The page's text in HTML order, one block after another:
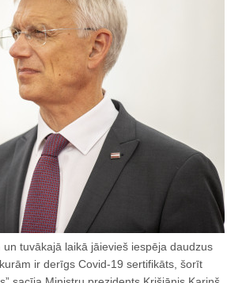
tuvākajā laikā jāievieš iespēja daudzus
ir derīgs Covid-19 sertifikāts, šorīt